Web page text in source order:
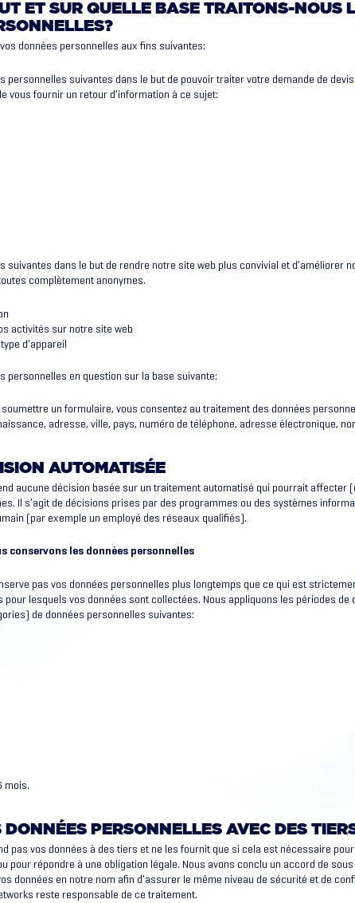
ET SUR QUELLE BASE TRAITONS-NOUS
données personnelles aux fins suivantes:
personnelles suivantes dans le but de pouvoir traiter votre demande de
vous fournir un retour d’information à ce sujet:
suivantes dans le but de rendre notre site web plus convivial et d’améliorer
complètement anonymes.
activités sur notre site web
d’appareil
personnelles en question sur la base suivante:
soumettre un formulaire, vous consentez au traitement des données
adresse, ville, pays, numéro de téléphone, adresse électronique,
AUTOMATISÉE
aucune décision basée sur un traitement automatisé qui pourrait affecter
Il s’agit de décisions prises par des programmes ou des systèmes
(par exemple un employé des réseaux qualifiés).
conservons les données personnelles
pas vos données personnelles plus longtemps que ce qui est
lesquels vos données sont collectées. Nous appliquons les périodes de
de données personnelles suivantes:
mois.
DONNÉES PERSONNELLES AVEC DES
pas vos données à des tiers et ne les fournit que si cela est nécessaire pour
pour répondre à une obligation légale. Nous avons conclu un accord de
données en notre nom afin d’assurer le même niveau de sécurité et de
reste responsable de ce traitement.